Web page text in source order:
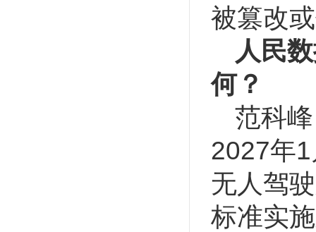
被篡改
人民
何？
范科
2027年
无人驾
标准实